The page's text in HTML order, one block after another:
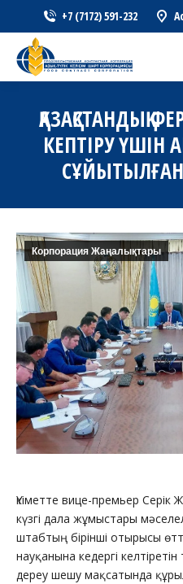
+7 (7172) 591-232
ҚАЗАҚСТАНДЫҚ
КЕПТІРУ ҮШІН
СҰЙЫТЫЛҒАН
Корпорация Жаңалықтары
Үкіметте вице-премьер Серік
күзгі дала жұмыстары
штабтың бірінші отырысы
науқанына кедергі
дереу шешу мақсатында